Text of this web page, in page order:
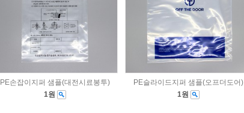
PE손잡이지퍼 샘플(대전시료봉투)
1원
PE슬라이드지퍼 샘플(오프더도어)
1원